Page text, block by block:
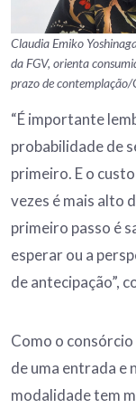
Claudia Emiko
da FGV, orienta
prazo de
“É importante
probabilidade de
primeiro. E o
vezes é mais alto
primeiro passo é
esperar ou a
de antecipação”,
Como o
de uma entrada e
modalidade tem